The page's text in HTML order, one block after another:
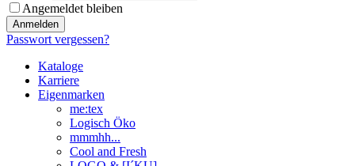
Angemeldet bleiben
Anmelden
Passwort vergessen?
Kataloge
Karriere
Eigenmarken
me:tex
Logisch Öko
mmmhh...
Cool and Fresh